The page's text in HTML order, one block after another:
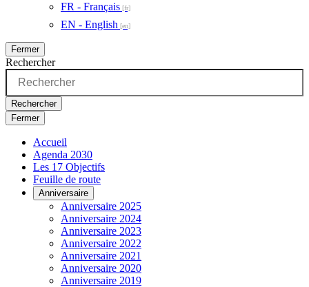
FR - Français
EN - English
Fermer
Rechercher
Rechercher
Fermer
Accueil
Agenda 2030
Les 17 Objectifs
Feuille de route
Anniversaire
Anniversaire 2025
Anniversaire 2024
Anniversaire 2023
Anniversaire 2022
Anniversaire 2021
Anniversaire 2020
Anniversaire 2019